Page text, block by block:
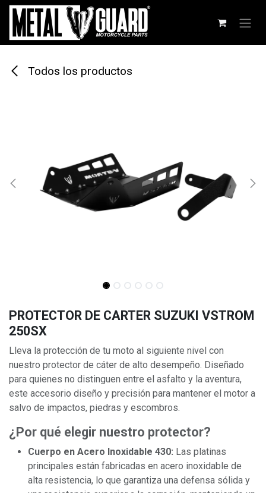
Ir al contenido
Todos los productos
PROTECTOR DE CARTER SUZUKI VSTROM
250SX
Lleva la protección de tu moto al siguiente nivel con
nuestro protector de cáter de alto desempeño. Diseñado
para quienes no distinguen entre el asfalto y la aventura,
este accesorio diseño y precisión para mantener el motor a
salvo de impactos, piedras y escombros.
¿Por qué elegir nuestro protector?
Cuerpo en Acero Inoxidable 430: Las platinas
principales están fabricadas en acero inoxidable de
alta resistencia, lo que garantiza una defensa sólida y